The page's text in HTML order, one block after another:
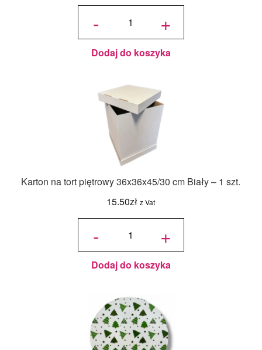
-
ilość
olejowy
Food
Colours -
Zielony
Butelkowy
+
Dodaj do koszyka
Karton na tort piętrowy 36x36x45/30 cm Biały – 1 szt.
15.50zł z Vat
-
ilość Karton
36x36x45/30
cm Biały - 1
szt. +
Dodaj do koszyka